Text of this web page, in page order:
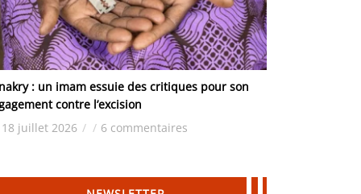
: un imam essuie des critiques pour son
contre l’excision
18 juillet 2026 / / 6 commentaires